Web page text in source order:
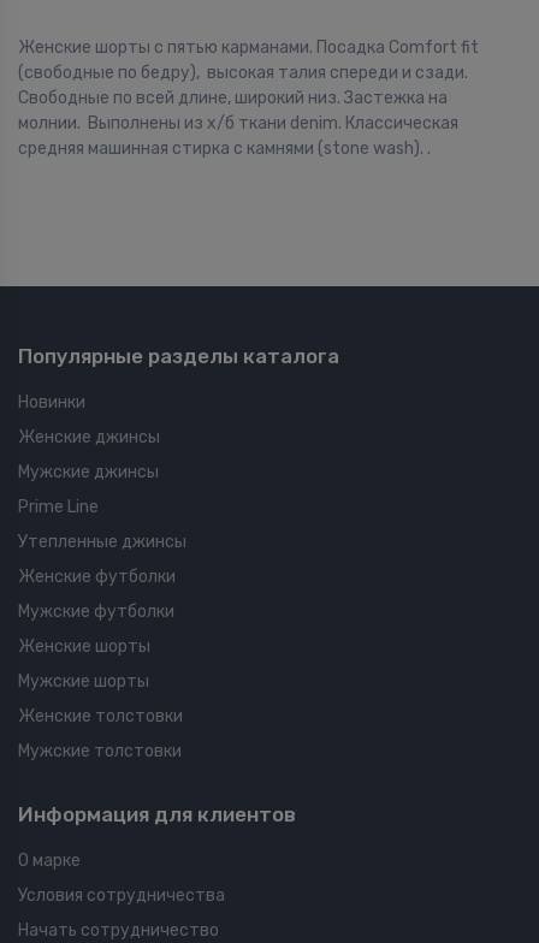
Женские шорты с пятью карманами. Посадка Comfort fit
(свободные по бедру), высокая талия спереди и сзади.
Свободные по всей длине, широкий низ. Застежка на
молнии. Выполнены из x/б ткани denim. Классическая
средняя машинная стирка с камнями (stone wash). .
Популярные разделы каталога
Новинки
Женские джинсы
Мужские джинсы
Prime Line
Утепленные джинсы
Женские футболки
Мужские футболки
Женские шорты
Мужские шорты
Женские толстовки
Мужские толстовки
Информация для клиентов
О марке
Условия сотрудничества
Начать сотрудничество